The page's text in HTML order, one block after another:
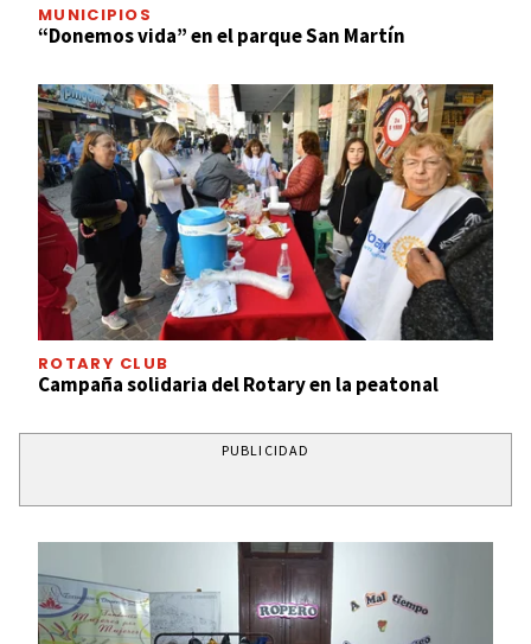
MUNICIPIOS
“Donemos vida” en el parque San Martín
ROTARY CLUB
Campaña solidaria del Rotary en la peatonal
PUBLICIDAD